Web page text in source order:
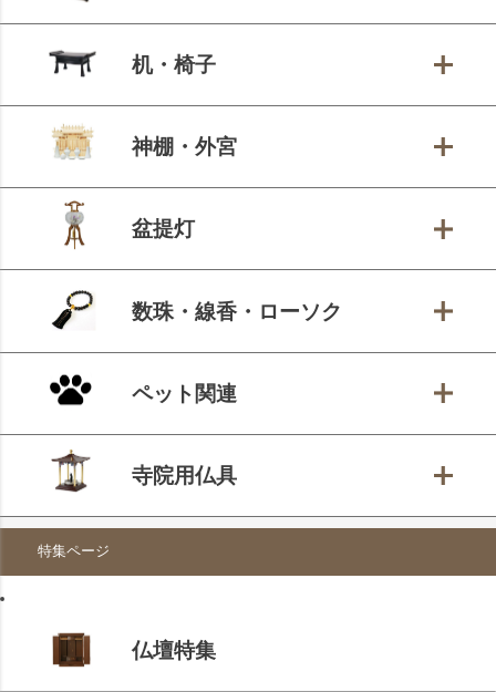
机・椅子
神棚・外宮
盆提灯
数珠・線香・ローソク
ペット関連
寺院用仏具
特集ページ
仏壇特集